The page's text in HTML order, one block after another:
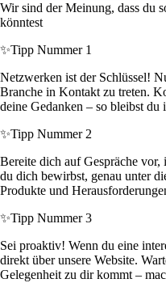
Wir sind der Meinung, dass du
könntest
✨Tipp Nummer 1
Netzwerken ist der Schlüssel!
Branche in Kontakt zu treten.
deine Gedanken – so bleibst du
✨Tipp Nummer 2
Bereite dich auf Gespräche
du dich bewirbst, genau unter
Produkte und
✨Tipp Nummer 3
Sei proaktiv! Wenn du eine
direkt über unsere Website.
Gelegenheit zu dir kommt –